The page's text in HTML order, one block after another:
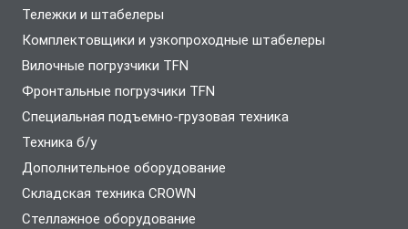
Тележки и штабелеры
Комплектовщики и узкопроходные штабелеры
Вилочные погрузчики TFN
Фронтальные погрузчики TFN
Специальная подъемно-грузовая техника
Техника б/у
Дополнительное оборудование
Складская техника CROWN
Стеллажное оборудование